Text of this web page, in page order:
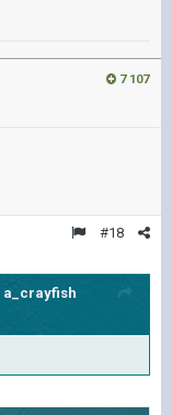
7 107
#18
a_crayfish